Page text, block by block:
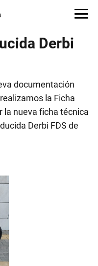
Derbi
documentación
la Ficha
la nueva ficha técnica
Derbi FDS de